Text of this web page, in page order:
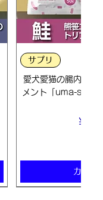
サプリ
愛犬愛猫の腸内環境
メント「uma-sup
価格
￥
カート